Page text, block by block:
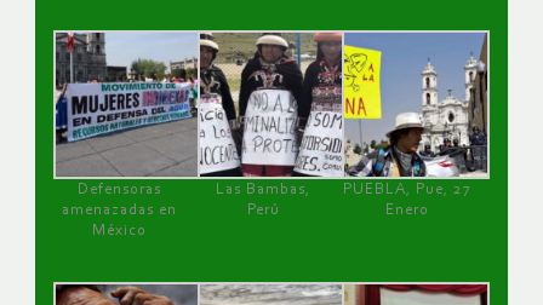
Defensoras
amenazadas en
México
Las Bambas,
Perú
PUEBLA, Pue, 27
Enero